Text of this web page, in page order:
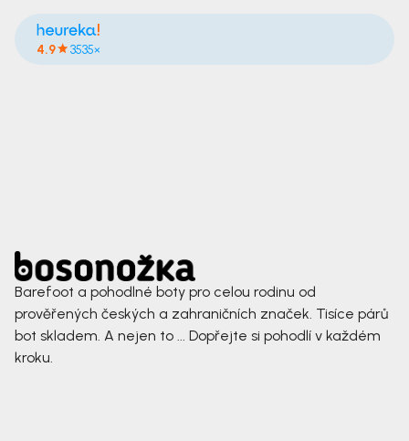
4.9 3535×
Barefoot a pohodlné boty pro celou rodinu od
prověřených českých a zahraničních značek. Tisíce párů
bot skladem. A nejen to ... Dopřejte si pohodlí v každém
kroku.